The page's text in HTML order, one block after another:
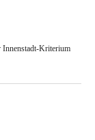
Innenstadt-Kriterium